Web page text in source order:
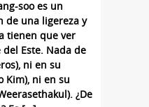
soo es un
de una ligereza y
tienen que ver
Este. Nada de
ni en su
Kim), ni en su
¿De